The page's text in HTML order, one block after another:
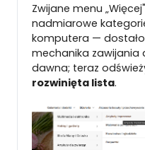
Zwijane menu
nadmiarowe
komputera — dostało
mechanika zawijania
dawna; teraz
rozwinięta lista.